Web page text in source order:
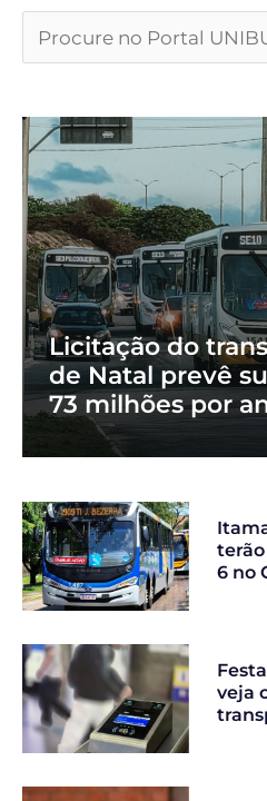
Licitação do
de Natal prevê
73 milhões por
terão
6 no
veja